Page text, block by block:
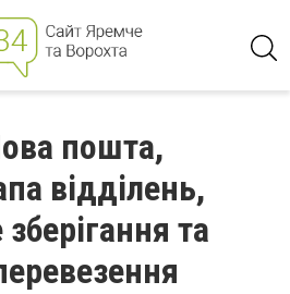
пошта,
відділень,
та